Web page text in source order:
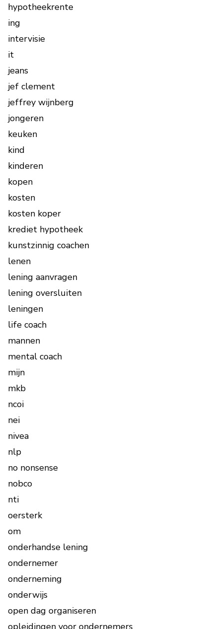
hypotheekrente
ing
intervisie
it
jeans
jef clement
jeffrey wijnberg
jongeren
keuken
kind
kinderen
kopen
kosten
kosten koper
krediet hypotheek
kunstzinnig coachen
lenen
lening aanvragen
lening oversluiten
leningen
life coach
mannen
mental coach
mijn
mkb
ncoi
nei
nivea
nlp
no nonsense
nobco
nti
oersterk
om
onderhandse lening
ondernemer
onderneming
onderwijs
open dag organiseren
opleidingen voor ondernemers